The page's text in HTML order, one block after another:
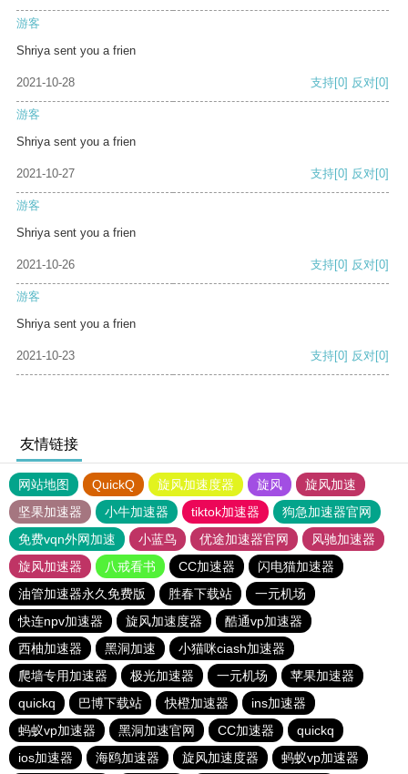
游客
Shriya sent you a frien
2021-10-28 支持[0] 反对[0]
游客
Shriya sent you a frien
2021-10-27 支持[0] 反对[0]
游客
Shriya sent you a frien
2021-10-26 支持[0] 反对[0]
游客
Shriya sent you a frien
2021-10-23 支持[0] 反对[0]
友情链接
网站地图 QuickQ 旋风加速度器 旋风
旋风加速
坚果加速器
小牛加速器 tiktok加速器
狗急加速器官网
免费vqn外网加速
小蓝鸟 优途加速器官网
风驰加速器
旋风加速器
八戒看书 CC加速器
闪电猫加速器
油管加速器永久免费版
胜春下载站
一元机场
快连npv加速器
旋风加速度器
酷通vp加速器
西柚加速器
黑洞加速
小猫咪ciash加速器
爬墙专用加速器
极光加速器 一元机场
苹果加速器
quickq
巴博下载站 快橙加速器
ins加速器
蚂蚁vp加速器
黑洞加速官网 CC加速器
quickq
ios加速器
海鸥加速器 旋风加速度器 蚂蚁vp加速器